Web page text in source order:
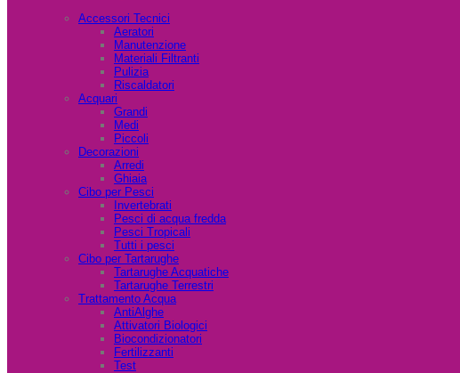
Accessori Tecnici
Aeratori
Manutenzione
Materiali Filtranti
Pulizia
Riscaldatori
Acquari
Grandi
Medi
Piccoli
Decorazioni
Arredi
Ghiaia
Cibo per Pesci
Invertebrati
Pesci di acqua fredda
Pesci Tropicali
Tutti i pesci
Cibo per Tartarughe
Tartarughe Acquatiche
Tartarughe Terrestri
Trattamento Acqua
AntiAlghe
Attivatori Biologici
Biocondizionatori
Fertilizzanti
Test